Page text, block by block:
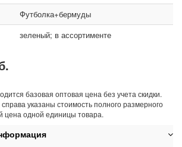
Футболка+бермуды
зеленый; в ассортименте
базовая оптовая цена без учета скидки.
указаны стоимость полного размерного
цена одной единицы товара.